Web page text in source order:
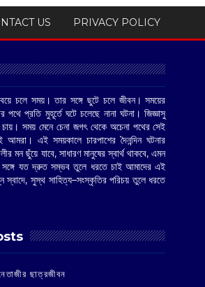
US PRIVACY POLICY
চলে সময়। তার সঙ্গে ছুটে চলে জীবন। সময়ের
পথে প্রতি মুহূর্তে ঘটে চলেছে নানা ঘটনা। জিজ্ঞাসু
সময় মেনে চেনা জগৎ থেকে অচেনা পথের সেই
আমরা। এই সময়কালে চারপাশের দৈনন্দিন ঘটনার
মন ছুঁয়ে যাবে, সাধারণ মানুষের স্বার্থ থাকবে, এমন
যত দ্রুত সম্ভব তুলে ধরতে চাই আমাদের এই
স্বাদে, সুস্থ সাহিত্য–সংস্কৃতির পরিচয় তুলে ধরতে
ছাত্রজীবন